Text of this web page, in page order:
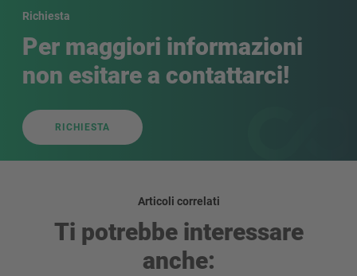
Richiesta
Per maggiori informazioni
non esitare a contattarci!
RICHIESTA
Articoli correlati
Ti potrebbe interessare
anche: